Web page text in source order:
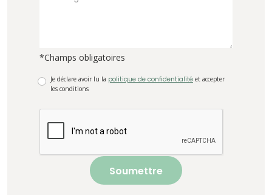
*Champs obligatoires
Je déclare avoir lu la politique de confidentialité et accepter
les conditions
Soumettre